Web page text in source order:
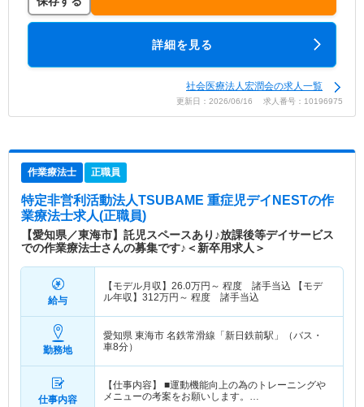
詳細を見る
社会医療法人宏潤会の求人一覧
更新日：2026/06/16 求人番号：10196975
作業療法士 正職員
特定非営利活動法人TSUBAME 重症児デイNESTの作
業療法士求人(正職員)
【愛知県／東海市】託児スペースあり♪放課後等デイサービス
での作業療法士さんの募集です♪＜新卒用求人＞
給与
【モデル月収】 26.0万円～ 程度 諸手当込 【モデ
ル年収】 312万円～ 程度 諸手当込
勤務地
愛知県 東海市 名鉄常滑線「新日鉄前駅」（バス・
車8分）
仕事内容
【仕事内容】 ■運動機能向上の為のトレーニングや
メニューの考案をお願いします。…